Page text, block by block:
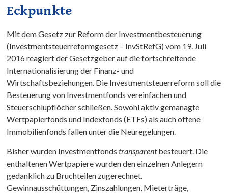
Eckpunkte
Mit dem Gesetz zur Reform der Investmentbesteuerung
(Investmentsteuerreformgesetz – InvStRefG) vom 19. Juli
2016 reagiert der Gesetzgeber auf die fortschreitende
Internationalisierung der Finanz- und
Wirtschaftsbeziehungen. Die Investmentsteuerreform soll die
Besteuerung von Investmentfonds vereinfachen und
Steuerschlupflöcher schließen. Sowohl aktiv gemanagte
Wertpapierfonds und Indexfonds (ETFs) als auch offene
Immobilienfonds fallen unter die Neuregelungen.
Bisher wurden Investmentfondstransparentbesteuert. Die
enthaltenen Wertpapiere wurden den einzelnen Anlegern
gedanklich zu Bruchteilen zugerechnet.
Gewinnausschüttungen, Zinszahlungen, Mieterträge,